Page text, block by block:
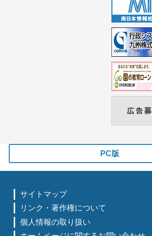
PC版
サイトマップ
リンク・著作権について
個人情報の取り扱い